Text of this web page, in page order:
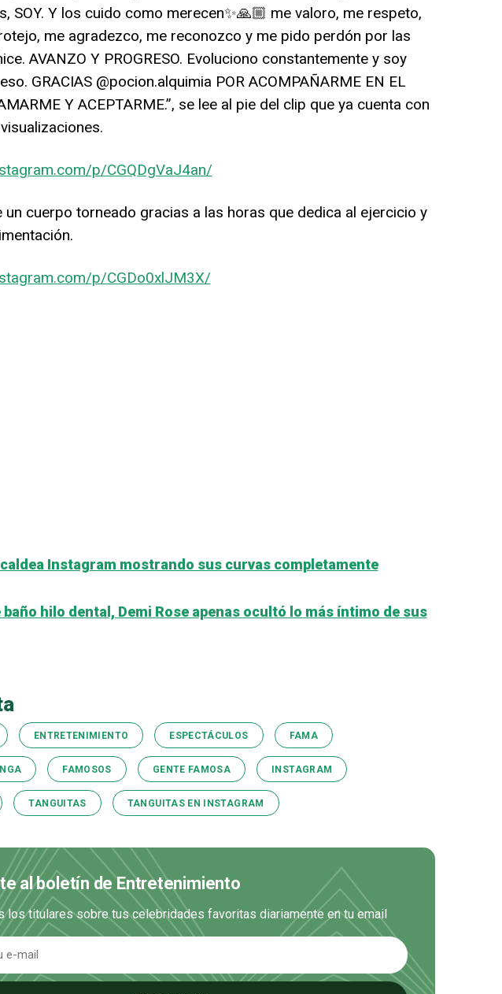
SOY. Y los cuido como merecen✨🙏🏼 me valoro, me respeto,
me agradezco, me reconozco y me pido perdón por las
AVANZO Y PROGRESO. Evoluciono constantemente y soy
GRACIAS @pocion.alquimia POR ACOMPAÑARME EN EL
Y ACEPTARME.”, se lee al pie del clip que ya cuenta con
p/CGQDgVaJ4an/
un cuerpo torneado gracias a las horas que dedica al ejercicio y
p/CGDo0xlJM3X/
caldea Instagram mostrando sus curvas completamente
baño hilo dental, Demi Rose apenas ocultó lo más íntimo de sus
ENTRETENIMIENTO ESPECTÁCULOS FAMA
FAMOSOS GENTE FAMOSA INSTAGRAM
TANGUITAS TANGUITAS EN INSTAGRAM
al boletín de Entretenimiento
los titulares sobre tus celebridades favoritas diariamente en tu email